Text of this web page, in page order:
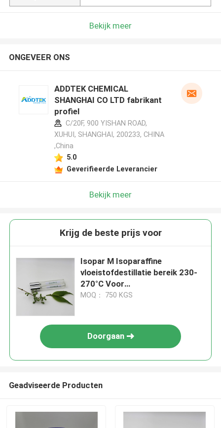
Bekijk meer
ONGEVEER ONS
ADDTEK CHEMICAL
SHANGHAI CO LTD fabrikant
profiel
C/20F, 900 YISHAN ROAD,
XUHUI, SHANGHAI, 200233, CHINA
,China
5.0
Geverifieerde Leverancier
Bekijk meer
Krijg de beste prijs voor
Isopar M Isoparaffine
vloeistofdestillatie bereik 230-
270°C Voor
metaalbewerkingsvloeistoffen
MOQ： 750 KGS
Doorgaan
Geadviseerde Producten